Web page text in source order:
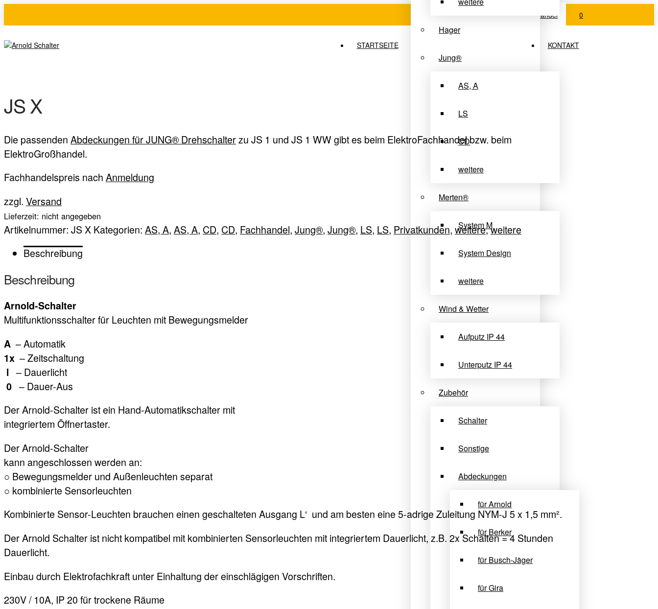
Login Fachhandel 0
STARTSEITE
Hager
Jung®
AS, A
LS
CD
weitere
Merten®
System M
System Design
weitere
Wind & Wetter
Aufputz IP 44
Unterputz IP 44
Zubehör
Schalter
Sonstige
Abdeckungen
für Arnold
für Berker
für Busch-Jäger
für Gira
KONTAKT
JS X
Die passenden Abdeckungen für JUNG® Drehschalterzu JS 1 und JS 1 WW gibt es beim ElektroFachhandel bzw. beim
ElektroGroßhandel.
Fachhandelspreis nach Anmeldung
zzgl. Versand
Lieferzeit: nicht angegeben
Artikelnummer: JS X Kategorien: AS, A, AS, A, CD, CD, Fachhandel, Jung®, Jung®, LS, LS, Privatkunden, weitere,weitere
Beschreibung
Beschreibung
Arnold-Schalter
Multifunktionsschalter für Leuchten mit Bewegungsmelder
A – Automatik
1x – Zeitschaltung
l – Dauerlicht
0 – Dauer-Aus
Der Arnold-Schalter ist ein Hand-Automatikschalter mit
integriertem Öffnertaster.
Der Arnold-Schalter
kann angeschlossen werden an:
○ Bewegungsmelder und Außenleuchten separat
○ kombinierte Sensorleuchten
Kombinierte Sensor-Leuchten brauchen einen geschalteten Ausgang L‘ und am besten eine 5-adrige Zuleitung NYM-J 5 x 1,5 mm².
Der Arnold Schalter ist nicht kompatibel mit kombinierten Sensorleuchten mit integriertem Dauerlicht, z.B. 2x Schalten = 4 Stunden
Dauerlicht.
Einbau durch Elektrofachkraft unter Einhaltung der einschlägigen Vorschriften.
230V / 10A, IP 20 für trockene Räume